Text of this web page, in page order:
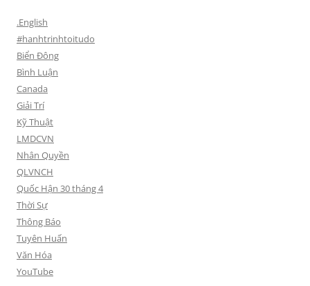
.English
#hanhtrinhtoitudo
Biển Đông
Bình Luận
Canada
Giải Trí
Kỹ Thuật
LMDCVN
Nhân Quyền
QLVNCH
Quốc Hận 30 tháng 4
Thời Sự
Thông Báo
Tuyên Huấn
Văn Hóa
YouTube